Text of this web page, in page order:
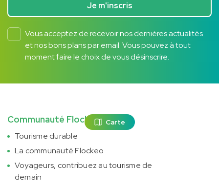
Carte
Je m'inscris
Vous acceptez de recevoir nos dernières actualités
et nos bons plans par email. Vous pouvez à tout
moment faire le choix de vous désinscrire.
Communauté Flockeo
Tourisme durable
La communauté Flockeo
Voyageurs, contribuez au tourisme de
demain